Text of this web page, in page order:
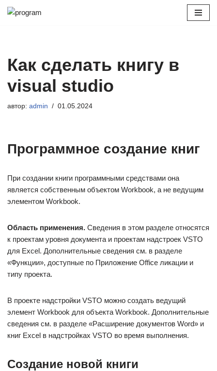
Как сделать книгу в
visual studio
автор: admin 01.05.2024
Программное создание книг
При создании книги программными средствами она
является собственным объектом Workbook, а не ведущим
элементом Workbook.
Область применения. Сведения в этом разделе относятся
к проектам уровня документа и проектам надстроек VSTO
для Excel. Дополнительные сведения см. в разделе
«Функции», доступные по Приложение Office ликации и
типу проекта.
В проекте надстройки VSTO можно создать ведущий
элемент Workbook для объекта Workbook. Дополнительные
сведения см. в разделе «Расширение документов Word» и
книг Excel в надстройках VSTO во время выполнения.
Создание новой книги